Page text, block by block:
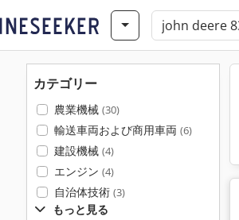
カテゴリー
農業機械 (30)
輸送車両および商用車両 (6)
建設機械 (4)
エンジン (4)
自治体技術 (3)
もっと見る